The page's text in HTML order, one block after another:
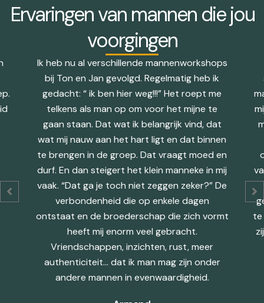
Ervaringen van mannen die jou
voorgingen
Ik heb nu al verschillende mannenworkshops
bij Ton en Jan gevolgd. Regelmatig heb ik
gedacht: “ ik ben hier weg!!!” Het roept me
telkens als man op om voor het mijne te
gaan staan. Dat wat ik belangrijk vind, dat
wat mij nauw aan het hart ligt en dat binnen
te brengen in de groep. Dat vraagt moed en
durf. En dan steigert het klein manneke in mij
vaak. “Dat ga je toch niet zeggen zeker?” De
verbondenheid die op enkele dagen
ontstaat en de broederschap die zich vormt
heeft mij enorm veel gebracht.
Vriendschappen, inzichten, rust, meer
authenticiteit… dat ik man mag zijn onder
andere mannen in evenwaardigheid.
te